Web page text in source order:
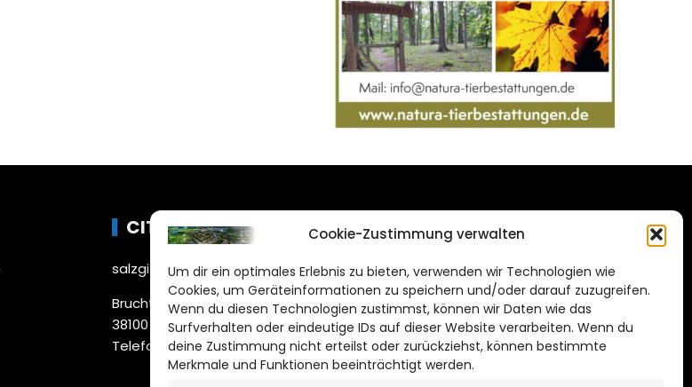
Cookie-Zustimmung verwalten
Um dir ein optimales Erlebnis zu bieten, verwenden wir Technologien wie
Cookies, um Geräteinformationen zu speichern und/oder darauf zuzugreifen.
Wenn du diesen Technologien zustimmst, können wir Daten wie das
Surfverhalten oder eindeutige IDs auf dieser Website verarbeiten. Wenn du
deine Zustimmung nicht erteilst oder zurückziehst, können bestimmte
Merkmale und Funktionen beeinträchtigt werden.
CITYLIFE!
salzgitter@citylifemedien.de
Bruchtorwall 12
38100 Braunschweig
Telefon: 0531 387220 – 65
DAS STADTMAGAZIN
FÜR SALZGITTER
Impressum
Datenschutzerklärung
Cookie Richtlinie
CITYLIFE! BEI FACEBOOK